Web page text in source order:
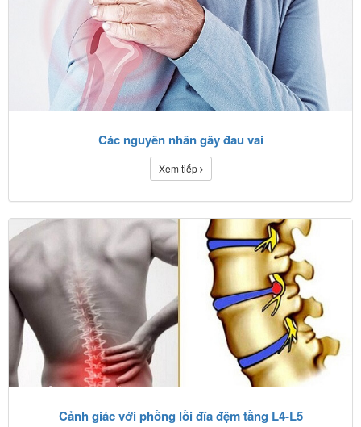
Các nguyên nhân gây đau vai
Xem tiếp
Cảnh giác với phồng lồi đĩa đệm tầng L4-L5